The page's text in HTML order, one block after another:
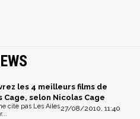
les 4 meilleurs films de
Cage, selon Nicolas Cage
27/08/2010, 11:40
cite pas Les Ailes